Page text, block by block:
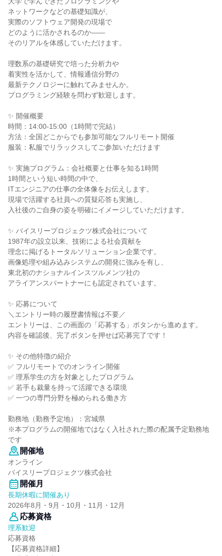
ネットワークなどの基礎知識が、
実際のソフトウェア開発の現場で
どのように活かされるのか――
そのリアルを体感していただけます。
理数系の基礎研究で培った分析力や
着実性を活かして、情報通信分野の
最新テクノロジーに触れてみませんか。
プログラミング経験を問わず歓迎します。
✨ 開催概要
時間：14:00-15:00（1時間で完結）
方法：全国どこからでも参加可能なフルリモート開催
服装：私服でリラックスしてご参加いただけます
✨ 実施プログラム：会社概要と仕事を知る1時間
1時間という短い時間の中で、
ITエンジニアの仕事の全体像をお伝えします。
現場で活躍する社員への質疑応答も実施し、
入社後のご自身の姿を明確にイメージしていただけます。
✨ バイスリープロジェクツ株式会社について
1987年の設立以来、技術による社会貢献を
理念に掲げるトータルソリューション企業です。
画像処理や組み込みシステムの開発に強みを有し、
東北初のナショナルインスツルメンツ社の
アライアンスパートナーにも認定されています。
✨ 応募について
＼エントリー時の履歴書情報は不要／
エントリーは、この画面の「応募する」ボタンから進めます。
内容を確認後、完了ボタンを押せば応募完了です！
✨ その他特徴の紹介
✅ フルリモートでのオンライン開催
✅ 理系学生の方を対象としたプログラム
✅ 若手も裁量を持って活躍できる環境
✅ 一つの専門分野を極められる働き方
勤務地（勤務予定地）：宮城県
※本プログラムの開催地ではなく入社された際の配属予定勤務地
です
開催地
オンライン
バイスリープロジェクツ株式会社
開催月
長期休暇に開催あり
2026年8月・9月・10月・11月・12月
応募資格
理系歓迎
応募資格
【応募資格詳細】